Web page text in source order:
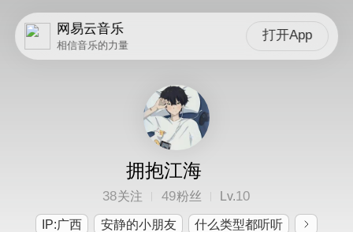
网易云音乐
相信音乐的力量
打开App
拥抱江海
38关注 49粉丝 Lv.10
IP:广西 安静的小朋友
什么类型都听听